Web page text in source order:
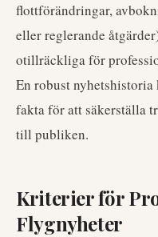
flottförändringar,
eller reglerande
otillräckliga för
En robust
fakta för att säkerställa
till publiken.
Kriterier för
Flygnyheter